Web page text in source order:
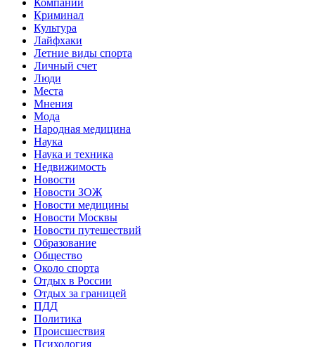
Криминал
Культура
Лайфхаки
Летние виды спорта
Личный счет
Люди
Места
Мнения
Мода
Народная медицина
Наука
Наука и техника
Недвижимость
Новости
Новости ЗОЖ
Новости медицины
Новости Москвы
Новости путешествий
Образование
Общество
Около спорта
Отдых в России
Отдых за границей
ПДД
Политика
Происшествия
Психология